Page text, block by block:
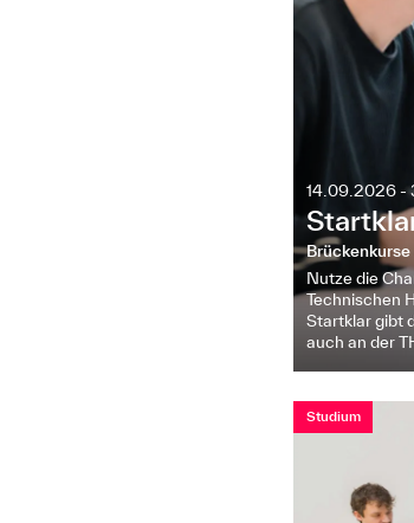
14.09.2026 -
Nutze die
Technischen
Startklar gibt
auch an der
Studium